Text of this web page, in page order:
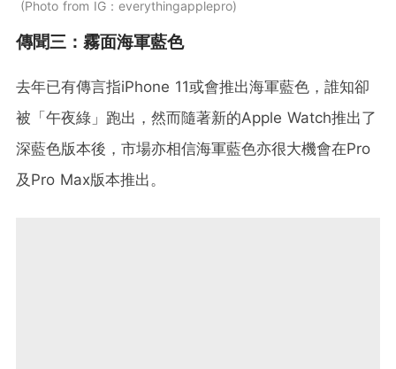
Photo from IG：everythingapplepro
傳聞三：霧面海軍藍色
去年已有傳言指iPhone 11或會推出海軍藍色，誰知卻
被「午夜綠」跑出，然而隨著新的Apple Watch推出了
深藍色版本後，市場亦相信海軍藍色亦很大機會在Pro
及Pro Max版本推出。